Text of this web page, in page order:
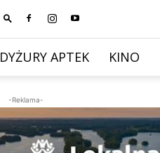
DYŻURY APTEK KINO
-Reklama-